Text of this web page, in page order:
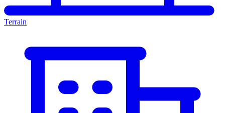
Terrain